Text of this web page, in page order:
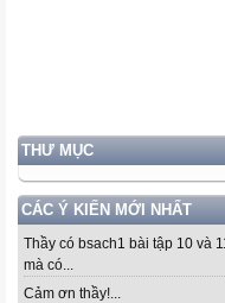
THƯ MỤC
CÁC Ý KIẾN MỚI NHẤT
Thầy có bsach1 bài tập 10 và
mà có...
Cảm ơn thầy!...